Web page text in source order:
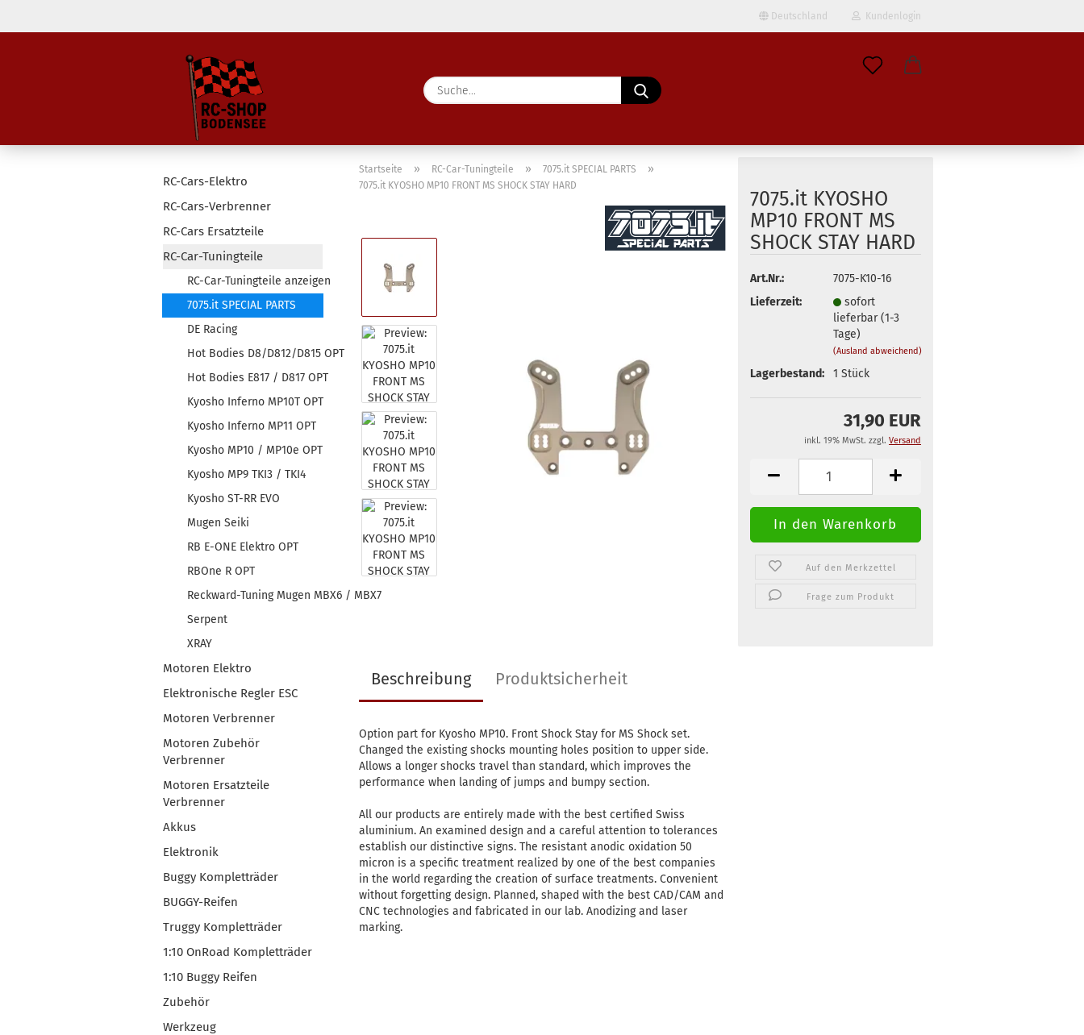
Deutschland Kundenlogin
Passwort
Konto erstellen
Suche...
Startseite » RC-Car-Tuningteile » 7075.it SPECIAL PARTS »
7075.it KYOSHO MP10 FRONT MS SHOCK STAY HARD
7075.it KYOSHO
MP10 FRONT MS
SHOCK STAY HARD
Art.Nr.:
7075-K10-16
Lieferzeit:
sofort
lieferbar (1-3
Tage)
(Ausland abweichend)
Lagerbestand: 1Stück
31,90 EUR
inkl. 19% MwSt. zzgl. Versand
Auf den Merkzettel
Frage zum Produkt
Beschreibung Produktsicherheit
Option part for Kyosho MP10. Front Shock Stay for MS Shock set.
Changed the existing shocks mounting holes position to upper side.
Allows a longer shocks travel than standard, which improves the
performance when landing of jumps and bumpy section.
All our products are entirely made with the best certified Swiss
aluminium. An examined design and a careful attention to tolerances
establish our distinctive signs. The resistant anodic oxidation 50
micron is a specific treatment realized by one of the best companies
in the world regarding the creation of surface treatments. Convenient
without forgetting design. Planned, shaped with the best CAD/CAM and
CNC technologies and fabricated in our lab. Anodizing and laser
marking.
RC-Cars-Elektro
RC-Cars-Verbrenner
RC-Cars Ersatzteile
RC-Car-Tuningteile
RC-Car-Tuningteile anzeigen
7075.it SPECIAL PARTS
DE Racing
Hot Bodies D8/D812/D815 OPT
Hot Bodies E817 / D817 OPT
Kyosho Inferno MP10T OPT
Kyosho Inferno MP11 OPT
Kyosho MP10 / MP10e OPT
Kyosho MP9 TKI3 / TKI4
Kyosho ST-RR EVO
Mugen Seiki
RB E-ONE Elektro OPT
RBOne R OPT
Reckward-Tuning Mugen MBX6 / MBX7
Serpent
XRAY
Motoren Elektro
Elektronische Regler ESC
Motoren Verbrenner
Motoren Zubehör
Verbrenner
Motoren Ersatzteile
Verbrenner
Akkus
Elektronik
Buggy Kompletträder
BUGGY-Reifen
Truggy Kompletträder
1:10 OnRoad Kompletträder
1:10 Buggy Reifen
Zubehör
Werkzeug